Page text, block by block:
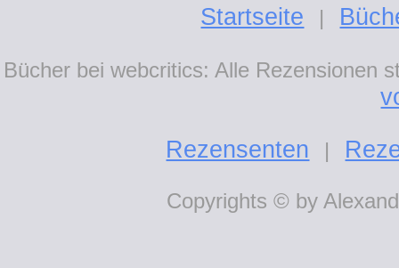
Startseite |
Bücher bei webcritics: Alle Rezensionen
Rezensenten
|
Copyrights © by